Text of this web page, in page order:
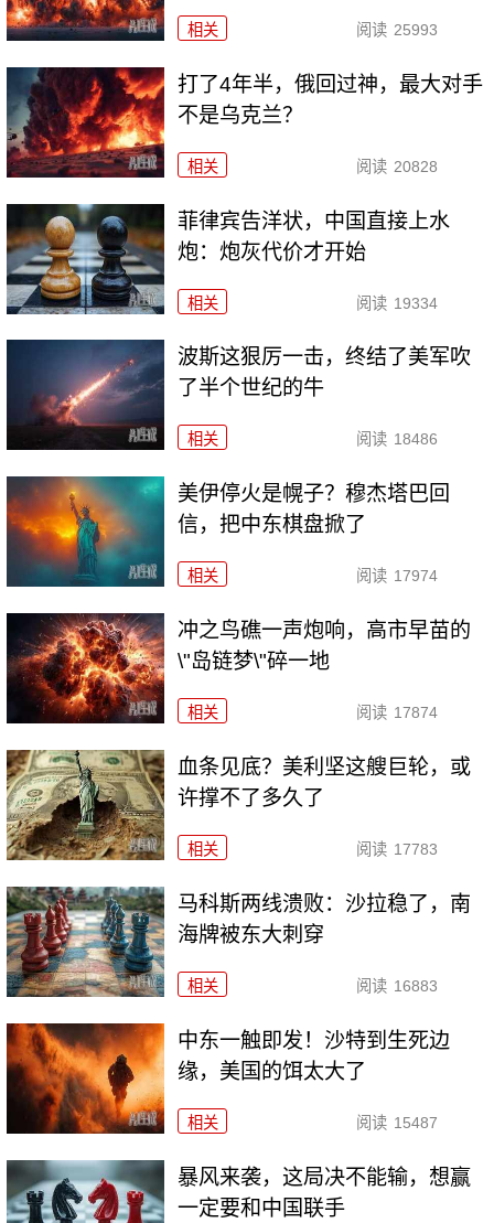
相关 阅读 25993
打了4年半，俄回过神，最大对手
不是乌克兰？
相关 阅读 20828
菲律宾告洋状，中国直接上水
炮：炮灰代价才开始
相关 阅读 19334
波斯这狠厉一击，终结了美军吹
了半个世纪的牛
相关 阅读 18486
美伊停火是幌子？穆杰塔巴回
信，把中东棋盘掀了
相关 阅读 17974
冲之鸟礁一声炮响，高市早苗的
\"岛链梦\"碎一地
相关 阅读 17874
血条见底？美利坚这艘巨轮，或
许撑不了多久了
相关 阅读 17783
马科斯两线溃败：沙拉稳了，南
海牌被东大刺穿
相关 阅读 16883
中东一触即发！沙特到生死边
缘，美国的饵太大了
相关 阅读 15487
暴风来袭，这局决不能输，想赢
一定要和中国联手